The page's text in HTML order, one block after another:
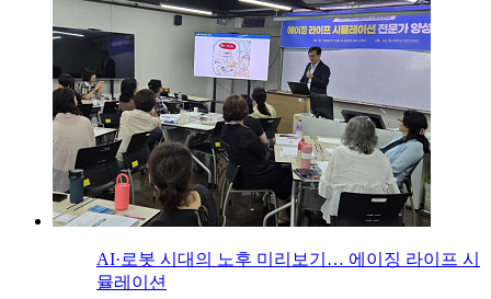
AI·로봇 시대의 노후 미리보기… 에이징 라이프 시
뮬레이션